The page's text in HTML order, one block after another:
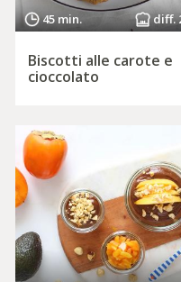
45 min. diff.
Biscotti alle carote e
cioccolato